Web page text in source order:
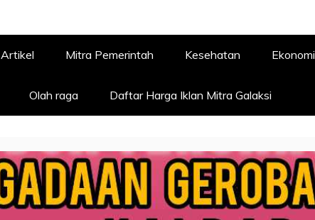
Artikel Mitra Pemerintah Kesehatan Ekonomi
Olah raga Daftar Harga Iklan Mitra Galaksi